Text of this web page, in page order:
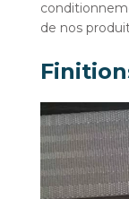
de nos